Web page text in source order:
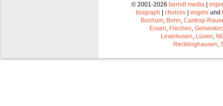
© 2001-2026 berndt media |
biograph | choices | engels und
Bochum Bonn Castrop-
Essen Frechen
Leverkusen Lünen
Recklinghausen